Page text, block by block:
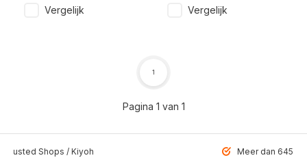
Vergelijk Vergelijk
Pagina 1 van 1
1
Shops / Kiyoh Meer dan 6459